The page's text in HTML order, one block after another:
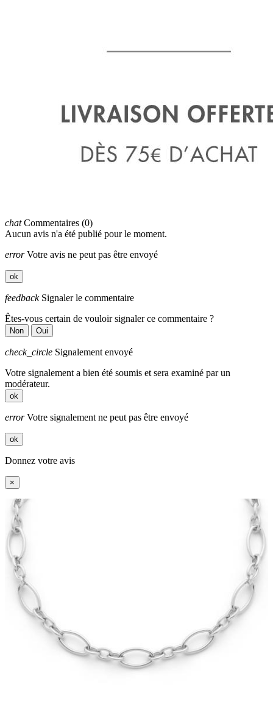
chatCommentaires (0)
Aucun avis n'a été publié pour le moment.
errorVotre avis ne peut pas être envoyé
ok
feedbackSignaler le commentaire
Êtes-vous certain de vouloir signaler ce commentaire ?
Non Oui
check_circle Signalement envoyé
Votre signalement a bien été soumis et sera examiné par un
modérateur.
ok
errorVotre signalement ne peut pas être envoyé
ok
Donnez votre avis
×